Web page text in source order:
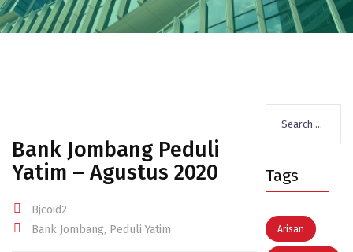
Bank Jombang Peduli
Yatim – Agustus 2020
Bjcoid2
Bank Jombang, Peduli Yatim
for:
Tags
Arisan